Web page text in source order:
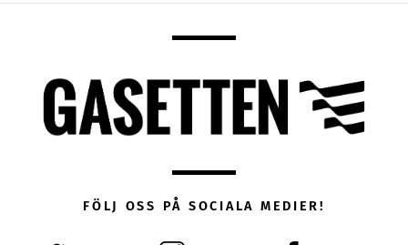
FÖLJ OSS PÅ SOCIALA MEDIER!